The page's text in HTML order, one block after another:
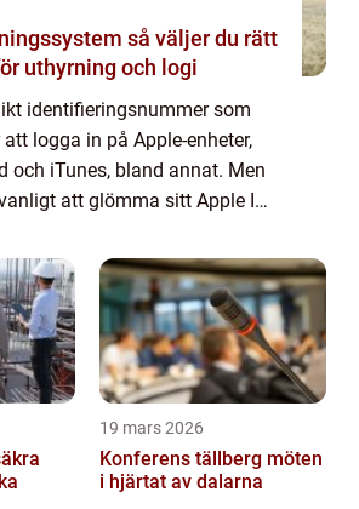
så väljer du rätt
uthyrning och logi
identifieringsnummer som
logga in på Apple-enheter,
och iTunes, bland annat. Men
att glömma sitt Apple ID-
från att komma ...
19 mars 2026
Konferens tällberg möten
i hjärtat av dalarna